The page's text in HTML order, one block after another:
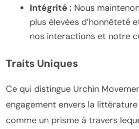
Intégrité : Nous
plus élevées d’honnêteté
nos interactions et notre
Traits Uniques
Ce qui distingue Urchin
engagement envers la
comme un prisme à travers